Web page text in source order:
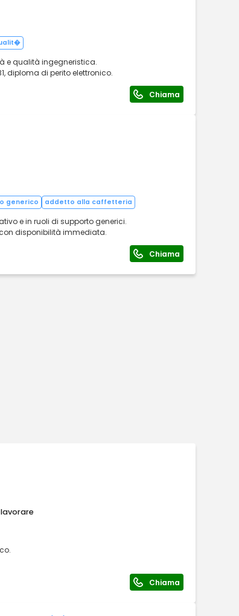
e qualità ingegneristica.
diploma di perito elettronico.
Chiama
generico addetto alla caffetteria
e in ruoli di supporto generici.
disponibilità immediata.
Chiama
Chiama